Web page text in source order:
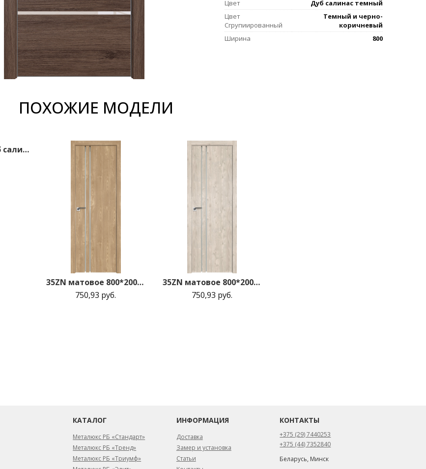
Цвет
Дуб салинас темный
Цвет
Сгрупиированный
Темный и черно-
коричневый
Ширина
800
ПОХОЖИЕ МОДЕЛИ
1ZN 800*2000 Дуб салинас светлый Black Edition с 4-х сторон зпп Eclipse зпз 190
35ZN матовое 800*2000 Каштан натуральный матовая с 2-х сторон зпп Eclipse зпз 190 R
750,93 руб.
35ZN матовое 800*2000 Каштан светлый матовая с 2-х сторон зпп Eclipse зпз 190 R
750,93 руб.
КАТАЛОГ
Металюкс РБ «Стандарт»
Металюкс РБ «Тренд»
Металюкс РБ «Триумф»
ИНФОРМАЦИЯ
Доставка
Замер и установка
Статьи
КОНТАКТЫ
+375 (29) 7440253
+375 (44) 7352840
Беларусь, Минск